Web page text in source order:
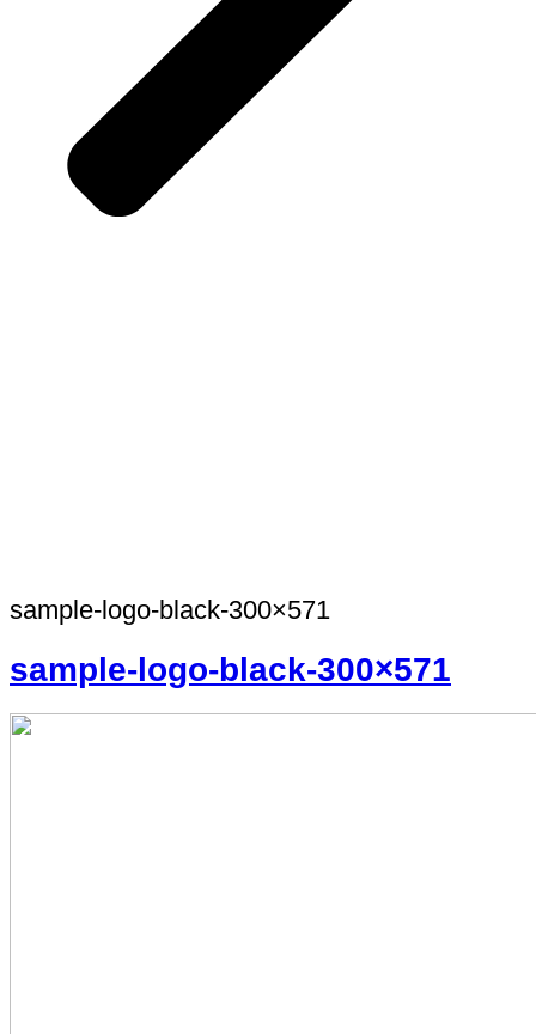
sample-logo-black-300×571
sample-logo-black-300×571